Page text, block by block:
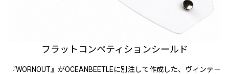
フラットコンペティションシールド
『WORNOUT』がOCEANBEETLEに別注して作成した、ヴィンテー